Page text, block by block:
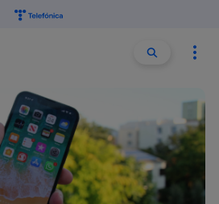
Buscar